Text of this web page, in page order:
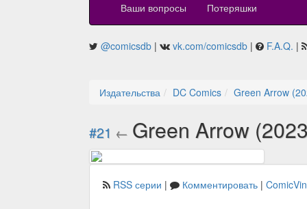
Ваши вопросы Потеряшки
@comicsdb | vk.com/comicsdb | F.A.Q. |
Издательства DC Comics Green Arrow
#21 ← Green Arrow
RSS серии | Комментировать |